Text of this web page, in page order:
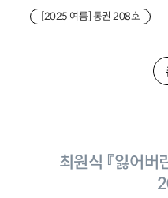
[2025 여름] 통권 208호
최원식 『잃어버